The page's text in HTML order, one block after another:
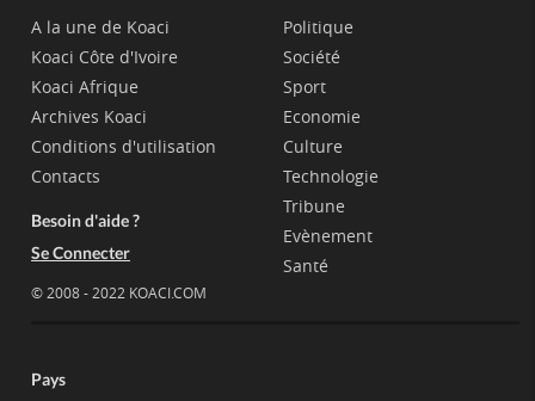
A la une de Koaci
Koaci Côte d'Ivoire
Koaci Afrique
Archives Koaci
Conditions d'utilisation
Contacts
Besoin d'aide ?
Se Connecter
© 2008 - 2022 KOACI.COM
Politique
Société
Sport
Economie
Culture
Technologie
Tribune
Evènement
Santé
Pays